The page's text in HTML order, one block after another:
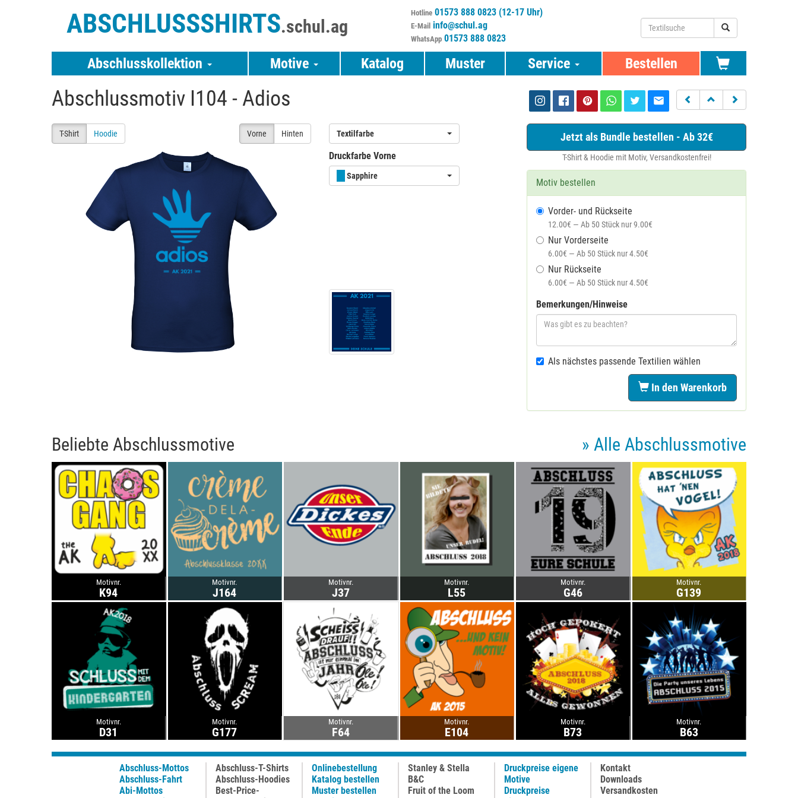
ABSCHLUSSSHIRTS.schul.ag
Hotline 01573 888 0823 (12-17 Uhr)
E-Mail info@schul.ag
WhatsApp 01573 888 0823
Abschlusskollektion Motive Katalog Muster Service Bestellen
Abschlussmotiv I104 - Adios
T-Shirt Hoodie Vorne Hinten Textilfarbe
Druckfarbe Vorne
Sapphire
Jetzt als Bundle bestellen - Ab 32€
T-Shirt & Hoodie mit Motiv, Versandkostenfrei!
Motiv bestellen
Vorder- und Rückseite
12.00€ — Ab 50 Stück nur 9.00€
Nur Vorderseite
6.00€ — Ab 50 Stück nur 4.50€
Nur Rückseite
6.00€ — Ab 50 Stück nur 4.50€
Bemerkungen/Hinweise
Als nächstes passende Textilien wählen
In den Warenkorb
Beliebte Abschlussmotive » Alle Abschlussmotive
Motivnr.
K94
Motivnr.
J164
Motivnr.
J37
Motivnr.
L55
Motivnr.
G46
Motivnr.
G139
Motivnr.
D31
Motivnr.
G177
Motivnr.
F64
Motivnr.
E104
Motivnr.
B73
Motivnr.
B63
Abschluss-Mottos
Abschluss-Fahrt
Abi-Mottos
Abschluss-T-Shirts
Abschluss-Hoodies
Best-Price-
Onlinebestellung
Katalog bestellen
Muster bestellen
Stanley & Stella
B&C
Fruit of the Loom
Druckpreise eigene
Motive
Druckpreise
Kontakt
Downloads
Versandkosten